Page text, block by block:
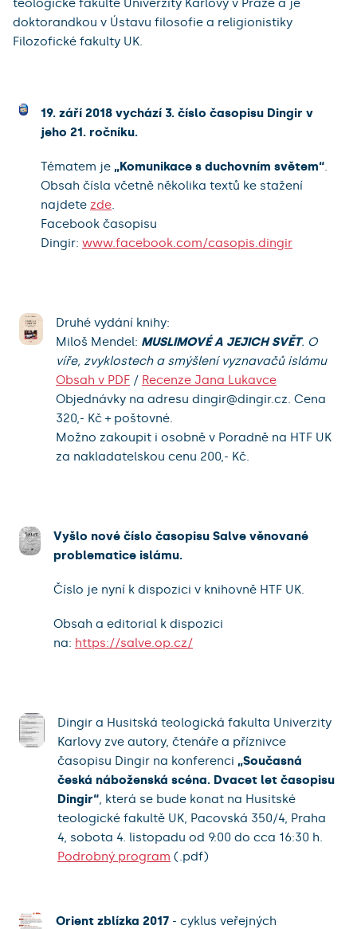
teologické fakultě Univerzity Karlovy v Praze a je
doktorandkou v Ústavu filosofie a religionistiky
Filozofické fakulty UK.
19. září 2018 vychází 3. číslo časopisu Dingir v
jeho 21. ročníku.
Tématem je „Komunikace s duchovním světem“.
Obsah čísla včetně několika textů ke stažení
najdete zde.
Facebook časopisu
Dingir: www.facebook.com/casopis.dingir
Druhé vydání knihy:
Miloš Mendel: MUSLIMOVÉ A JEJICH SVĚT. O
víře, zvyklostech a smýšlení vyznavačů islámu
Obsah v PDF / Recenze Jana Lukavce
Objednávky na adresu dingir@dingir.cz. Cena
320,- Kč + poštovné.
Možno zakoupit i osobně v Poradně na HTF UK
za nakladatelskou cenu 200,- Kč.
Vyšlo nové číslo časopisu Salve věnované
problematice islámu.
Číslo je nyní k dispozici v knihovně HTF UK.
Obsah a editorial k dispozici
na: https://salve.op.cz/
Dingir a Husitská teologická fakulta Univerzity
Karlovy zve autory, čtenáře a příznivce
časopisu Dingir na konferenci „Současná
česká náboženská scéna. Dvacet let časopisu
Dingir“, která se bude konat na Husitské
teologické fakultě UK, Pacovská 350/4, Praha
4, sobota 4. listopadu od 9:00 do cca 16:30 h.
Podrobný program (.pdf)
Orient zblízka 2017 - cyklus veřejných